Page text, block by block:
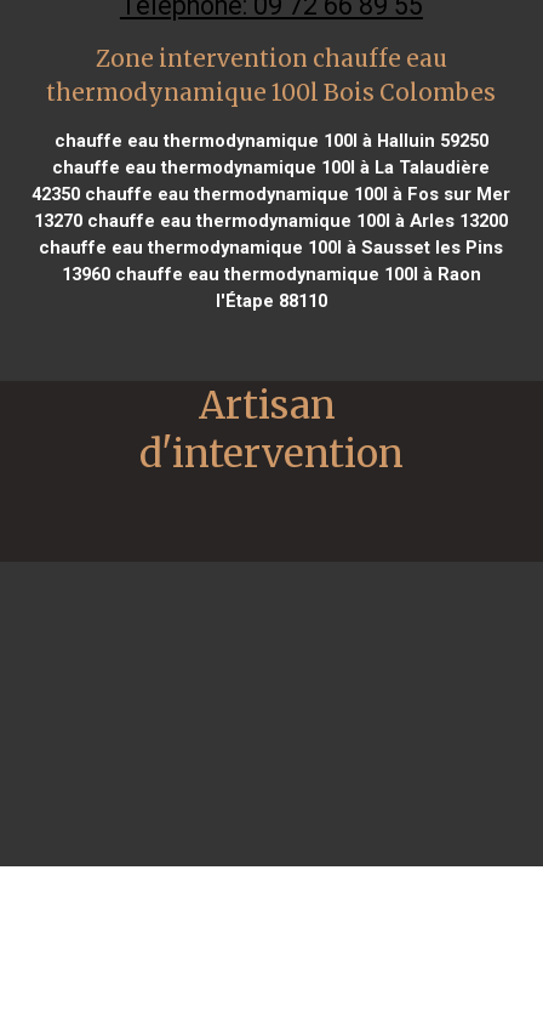
Zone intervention chauffe eau
thermodynamique 100l Bois Colombes
chauffe eau thermodynamique 100l à Halluin 59250
chauffe eau thermodynamique 100l à La Talaudière
42350 chauffe eau thermodynamique 100l à Fos sur Mer
13270 chauffe eau thermodynamique 100l à Arles 13200
chauffe eau thermodynamique 100l à Sausset les Pins
13960chauffe eau thermodynamique 100l à Raon
l'Étape 88110
Artisan
d'intervention